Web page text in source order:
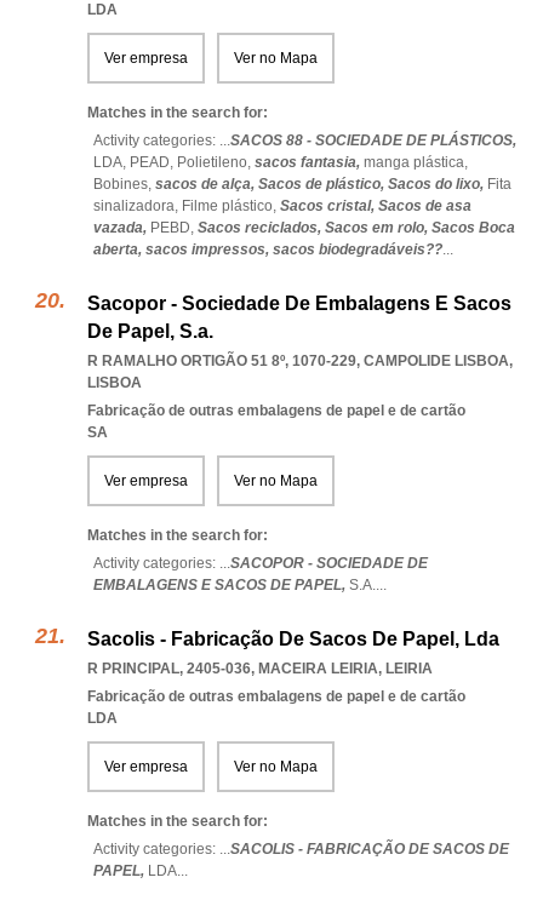
LDA
Ver empresa Ver no Mapa
Matches in the search for:
Activity categories: ...SACOS 88 - SOCIEDADE DE PLÁSTICOS,
LDA, PEAD, Polietileno, sacos fantasia, manga plástica,
Bobines, sacos de alça, Sacos de plástico, Sacos do lixo, Fita
sinalizadora, Filme plástico, Sacos cristal, Sacos de asa
vazada, PEBD, Sacos reciclados, Sacos em rolo, Sacos Boca
aberta, sacos impressos, sacos biodegradáveis??...
Sacopor - Sociedade De Embalagens E Sacos
De Papel, S.a.
R RAMALHO ORTIGÃO 51 8º, 1070-229, CAMPOLIDE LISBOA,
LISBOA
Fabricação de outras embalagens de papel e de cartão
SA
Ver empresa Ver no Mapa
Matches in the search for:
Activity categories: ...SACOPOR - SOCIEDADE DE
EMBALAGENS E SACOS DE PAPEL, S.A....
Sacolis - Fabricação De Sacos De Papel, Lda
R PRINCIPAL, 2405-036, MACEIRA LEIRIA, LEIRIA
Fabricação de outras embalagens de papel e de cartão
LDA
Ver empresa Ver no Mapa
Matches in the search for:
Activity categories: ...SACOLIS - FABRICAÇÃO DE SACOS DE
PAPEL, LDA...